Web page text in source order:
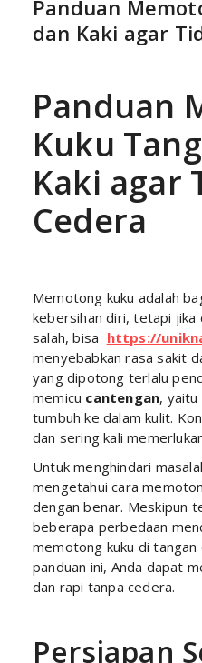
Panduan
dan Kaki agar
Panduan
Kuku
Kaki agar
Cedera
Memotong kuku adalah
kebersihan diri, tetapi jika
salah, bisa https://
menyebabkan rasa sakit
yang dipotong terlalu
memicu cantengan, yaitu
tumbuh ke dalam kulit.
dan sering kali
Untuk menghindari
mengetahui cara
dengan benar. Meskipun
beberapa perbedaan
memotong kuku di tangan
panduan ini, Anda dapat
dan rapi tanpa cedera.
Persiapan